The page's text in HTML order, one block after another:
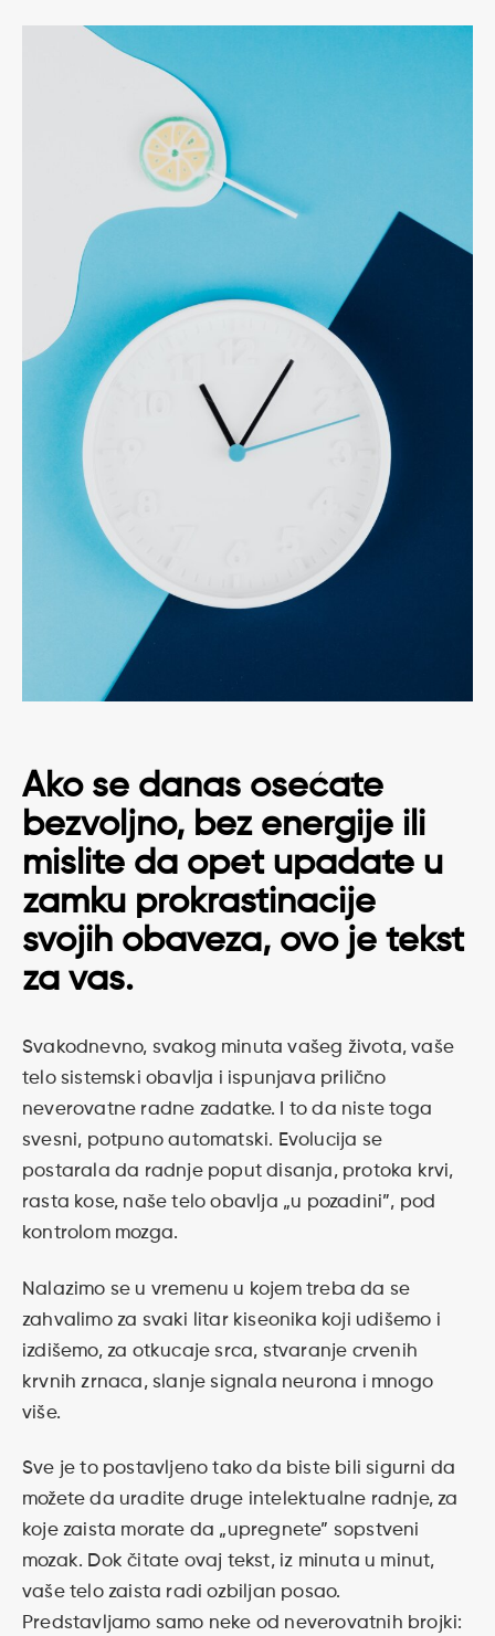
Ako se danas osećate
bezvoljno, bez energije ili
mislite da opet upadate u
zamku prokrastinacije
svojih obaveza, ovo je tekst
za vas.
Svakodnevno, svakog minuta vašeg života, vaše
telo sistemski obavlja i ispunjava prilično
neverovatne radne zadatke. I to da niste toga
svesni, potpuno automatski. Evolucija se
postarala da radnje poput disanja, protoka krvi,
rasta kose, naše telo obavlja „u pozadini”, pod
kontrolom mozga.
Nalazimo se u vremenu u kojem treba da se
zahvalimo za svaki litar kiseonika koji udišemo i
izdišemo, za otkucaje srca, stvaranje crvenih
krvnih zrnaca, slanje signala neurona i mnogo
više.
Sve je to postavljeno tako da biste bili sigurni da
možete da uradite druge intelektualne radnje, za
koje zaista morate da „upregnete” sopstveni
mozak. Dok čitate ovaj tekst, iz minuta u minut,
vaše telo zaista radi ozbiljan posao.
Predstavljamo samo neke od neverovatnih brojki: